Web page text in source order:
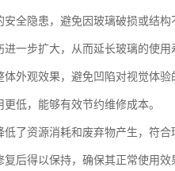
全隐患，避免因玻璃破损或结构
一步扩大，从而延长玻璃的使用
外观效果，避免凹陷对视觉体验
低，能够有效节约维修成本。
了资源消耗和废弃物产生，符合
后得以保持，确保其正常使用效